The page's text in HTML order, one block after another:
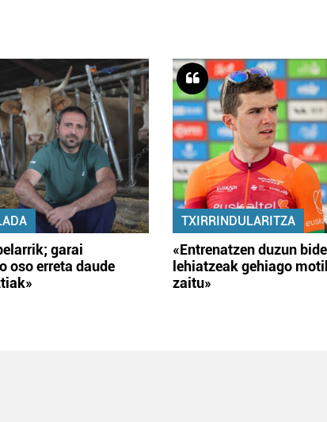
garai
oso erreta daude
TXIRRINDULARITZA
«Entrenatzen duzun
lehiatzeak gehiago
zaitu»